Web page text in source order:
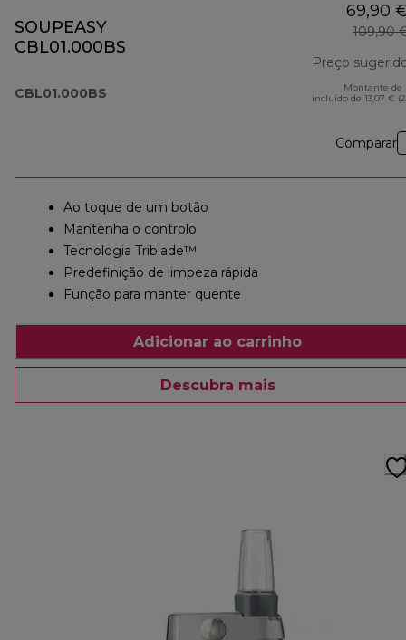
SOUPEASY
CBL01.000BS
CBL01.000BS
69,90
109,90
Preço
Montante de
incluído de 13,07 €
Comparar
Ao toque de um botão
Mantenha o controlo
Tecnologia Triblade™
Predefinição de limpeza rápida
Função para manter quente
Adicionar ao carrinho
Descubra mais